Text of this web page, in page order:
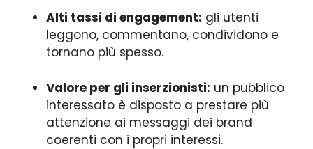
Alti tassi di engagement: gli utenti
leggono, commentano, condividono e
tornano più spesso.
Valore per gli inserzionisti: un pubblico
interessato è disposto a prestare più
attenzione ai messaggi dei brand
coerenti con i propri interessi.